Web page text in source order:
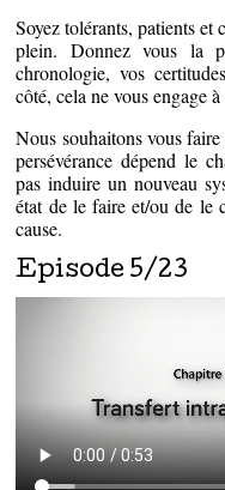
Soyez tolérants, patients
plein. Donnez vous la
chronologie, vos
côté, cela ne vous engage
Nous souhaitons vous
persévérance dépend le
pas induire un nouveau
état de le faire et/ou de le
cause.
Episode 5/23